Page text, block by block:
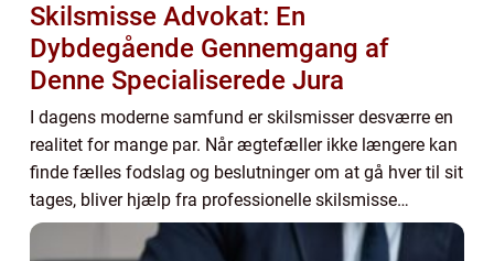
Skilsmisse Advokat: En
Dybdegående Gennemgang af
Denne Specialiserede Jura
I dagens moderne samfund er skilsmisser desværre en
realitet for mange par. Når ægtefæller ikke længere kan
finde fælles fodslag og beslutninger om at gå hver til sit
tages, bliver hjælp fra professionelle skilsmisse
advokater uundværlig. Disse dedik...